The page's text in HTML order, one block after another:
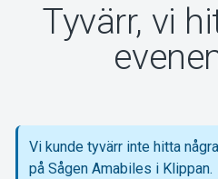
Tyvärr, vi
Vi kunde tyvärr inte hitta
på Sågen Amabiles i Klippan.